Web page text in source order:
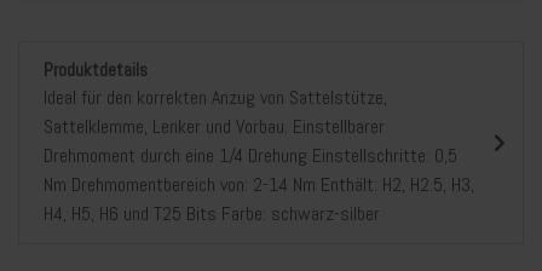
Produktdetails
Ideal für den korrekten Anzug von Sattelstütze,
Sattelklemme, Lenker und Vorbau. Einstellbarer
Drehmoment durch eine 1/4 Drehung Einstellschritte: 0,5
Nm Drehmomentbereich von: 2-14 Nm Enthält: H2, H2.5, H3,
H4, H5, H6 und T25 Bits Farbe: schwarz-silber